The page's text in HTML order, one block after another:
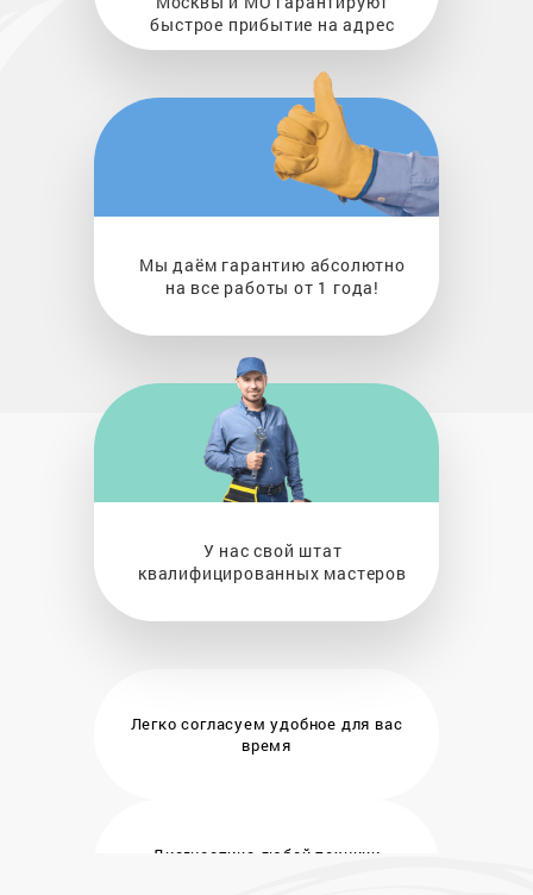
быстрое прибытие на адрес
Мы даём гарантию абсолютно
на все работы от 1 года!
У нас свой штат
квалифицированных мастеров
Легко согласуем удобное для вас
время
Диагностика любой техники